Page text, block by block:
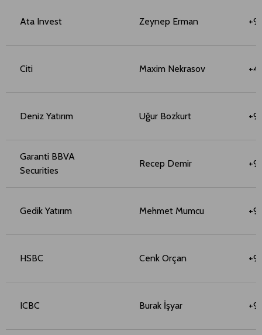
Ata Invest
Citi
Deniz Yatırım
Garanti BBVA
Securities
Gedik Yatırım
HSBC
ICBC
Zeynep Erman
Maxim Nekrasov
Uğur Bozkurt
Recep Demir
Mehmet Mumcu
Cenk Orçan
Burak İşyar